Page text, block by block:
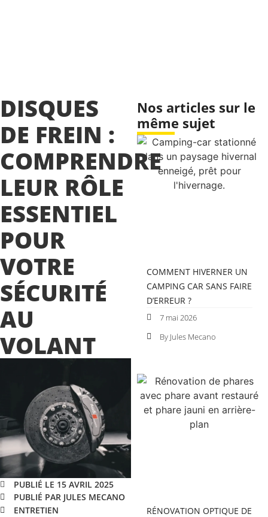
DISQUES
DE FREIN :
COMPRENDRE
LEUR RÔLE
ESSENTIEL
POUR
VOTRE
SÉCURITÉ
AU
VOLANT
PUBLIÉ LE 15 AVRIL 2025
PUBLIÉ PAR JULES MECANO
ENTRETIEN
Nos articles sur le
même sujet
COMMENT HIVERNER UN
CAMPING CAR SANS FAIRE
D’ERREUR ?
7 mai 2026
By Jules Mecano
RÉNOVATION OPTIQUE DE